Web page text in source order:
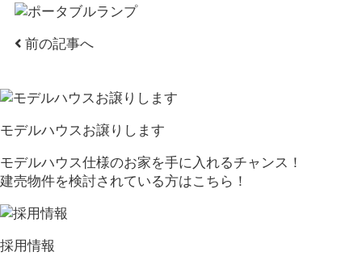
前の記事へ
モデルハウスお譲りします
モデルハウス仕様のお家を手に入れるチャンス！
建売物件を検討されている方はこちら！
採用情報